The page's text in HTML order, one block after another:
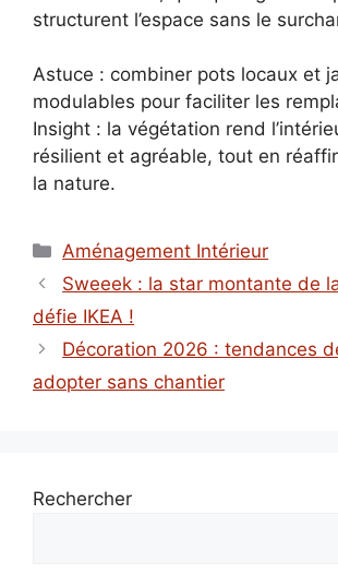
structurent l’espace sans le
Astuce : combiner pots locaux et
modulables pour faciliter les
Insight : la végétation rend
résilient et agréable, tout en
la nature.
Catégories
Aménagement Intérieur
Sweeek : la star montante de
défie IKEA !
Décoration 2026 : tendances
adopter sans chantier
Rechercher